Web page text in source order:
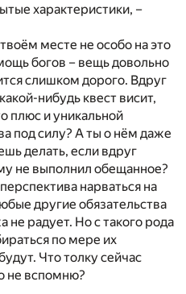
характеристики, –
месте не особо на это
богов – вещь довольно
слишком дорого. Вдруг
нибудь квест висит,
плюс и уникальной
под силу? А ты о нём даже
делать, если вдруг
не выполнил обещанное?
нарваться на
другие обязательства
радует. Но с такого рода
по мере их
Что толку сейчас
не вспомню?